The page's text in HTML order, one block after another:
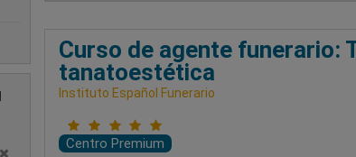
Curso de agente funerario:
tanatoestética
Instituto Español Funerario
Centro Premium